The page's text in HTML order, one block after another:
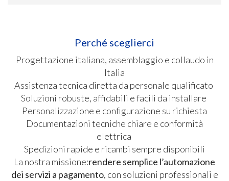
Perché sceglierci
Progettazione italiana, assemblaggio e collaudo in
Italia
Assistenza tecnica diretta da personale qualificato
Soluzioni robuste, affidabili e facili da installare
Personalizzazione e configurazione su richiesta
Documentazioni tecniche chiare e conformità
elettrica
Spedizioni rapide e ricambi sempre disponibili
La nostra missione:rendere semplice l’automazione
dei servizi a pagamento, con soluzioni professionali e